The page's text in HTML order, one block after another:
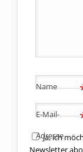
Name
E-Mail-
Adresse
Ja, ich
Newsletter